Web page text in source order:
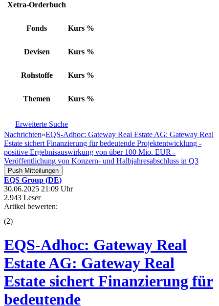
Xetra-Orderbuch
Fonds Kurs %
Devisen Kurs %
Rohstoffe Kurs %
Themen Kurs %
Erweiterte Suche
Nachrichten»EQS-Adhoc: Gateway Real Estate AG: Gateway Real
Estate sichert Finanzierung für bedeutende Projektentwicklung -
positive Ergebnisauswirkung von über 100 Mio. EUR -
Veröffentlichung von Konzern- und Halbjahresabschluss in Q3
Push Mitteilungen
EQS Group (DE)
30.06.2025 21:09 Uhr
2.943 Leser
Artikel bewerten:
(2)
EQS-Adhoc: Gateway Real
Estate AG: Gateway Real
Estate sichert Finanzierung für
bedeutende